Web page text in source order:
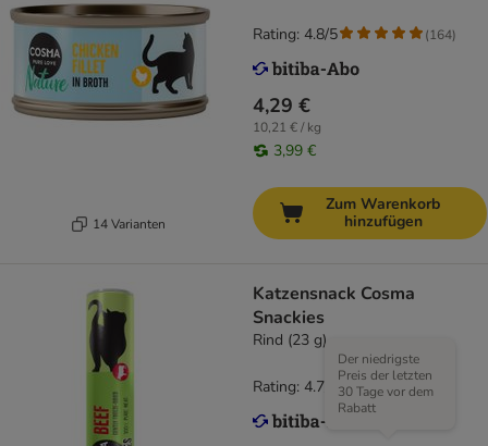
14 Varianten
4,29 €
10,21 € / kg
3,99 €
Rating: 4.8/5 (164)
Zum Warenkorb
hinzufügen
Katzensnack Cosma
Snackies
Rind (23 g)
Der niedrigste
Preis der letzten
30 Tage vor dem
Rabatt
Rating: 4.7/5 (167